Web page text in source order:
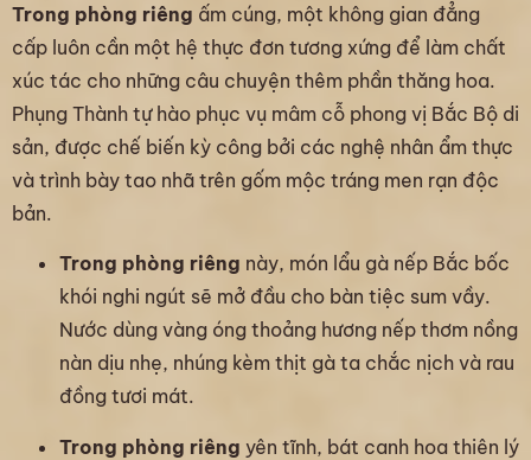
Trong phòng riêng ấm cúng, một không gian đẳng
cấp luôn cần một hệ thực đơn tương xứng để làm chất
xúc tác cho những câu chuyện thêm phần thăng hoa.
Phụng Thành tự hào phục vụ mâm cỗ phong vị Bắc Bộ di
sản, được chế biến kỳ công bởi các nghệ nhân ẩm thực
và trình bày tao nhã trên gốm mộc tráng men rạn độc
bản.
Trong phòng riêng này, món lẩu gà nếp Bắc bốc
khói nghi ngút sẽ mở đầu cho bàn tiệc sum vầy.
Nước dùng vàng óng thoảng hương nếp thơm nồng
nàn dịu nhẹ, nhúng kèm thịt gà ta chắc nịch và rau
đồng tươi mát.
Trong phòng riêng yên tĩnh, bát canh hoa thiên lý